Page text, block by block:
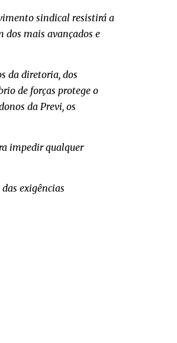
sindical resistirá a
mais avançados e
da diretoria, dos
de forças protege o
da Previ, os
impedir qualquer
exigências